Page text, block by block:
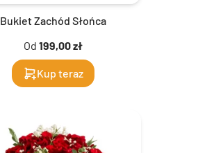
Bukiet Zachód Słońca
Od 199,00 zł
Kup teraz